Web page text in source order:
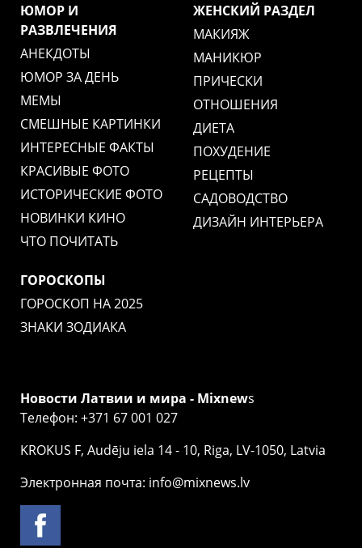
ЮМОР И
РАЗВЛЕЧЕНИЯ
АНЕКДОТЫ
ЮМОР ЗА ДЕНЬ
МЕМЫ
СМЕШНЫЕ КАРТИНКИ
ИНТЕРЕСНЫЕ ФАКТЫ
КРАСИВЫЕ ФОТО
ИСТОРИЧЕСКИЕ ФОТО
НОВИНКИ КИНО
ЧТО ПОЧИТАТЬ
ЖЕНСКИЙ РАЗДЕЛ
МАКИЯЖ
МАНИКЮР
ПРИЧЕСКИ
ОТНОШЕНИЯ
ДИЕТА
ПОХУДЕНИЕ
РЕЦЕПТЫ
САДОВОДСТВО
ДИЗАЙН ИНТЕРЬЕРА
ГОРОСКОПЫ
ГОРОСКОП НА 2025
ЗНАКИ ЗОДИАКА
Новости Латвии и мира - Mixnews
Телефон: +371 67 001 027
KROKUS F, Audēju iela 14 - 10, Riga, LV-1050, Latvia
Электронная почта: info@mixnews.lv